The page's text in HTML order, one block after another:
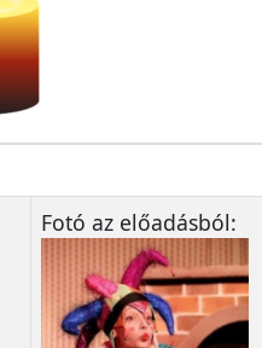
Fotó az előadásból: